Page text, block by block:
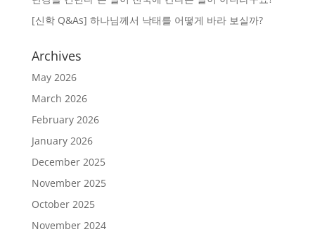
[신학 Q&As] 하나님께서 낙태를 어떻게 바라 보실까?
Archives
May 2026
March 2026
February 2026
January 2026
December 2025
November 2025
October 2025
November 2024